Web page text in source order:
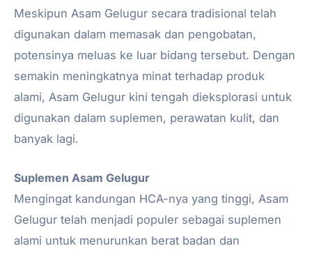
Meskipun Asam Gelugur secara tradisional telah
digunakan dalam memasak dan pengobatan,
potensinya meluas ke luar bidang tersebut. Dengan
semakin meningkatnya minat terhadap produk
alami, Asam Gelugur kini tengah dieksplorasi untuk
digunakan dalam suplemen, perawatan kulit, dan
banyak lagi.
Suplemen Asam Gelugur
Mengingat kandungan HCA-nya yang tinggi, Asam
Gelugur telah menjadi populer sebagai suplemen
alami untuk menurunkan berat badan dan